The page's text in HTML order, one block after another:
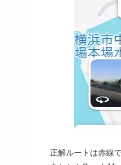
正解ルートは赤線